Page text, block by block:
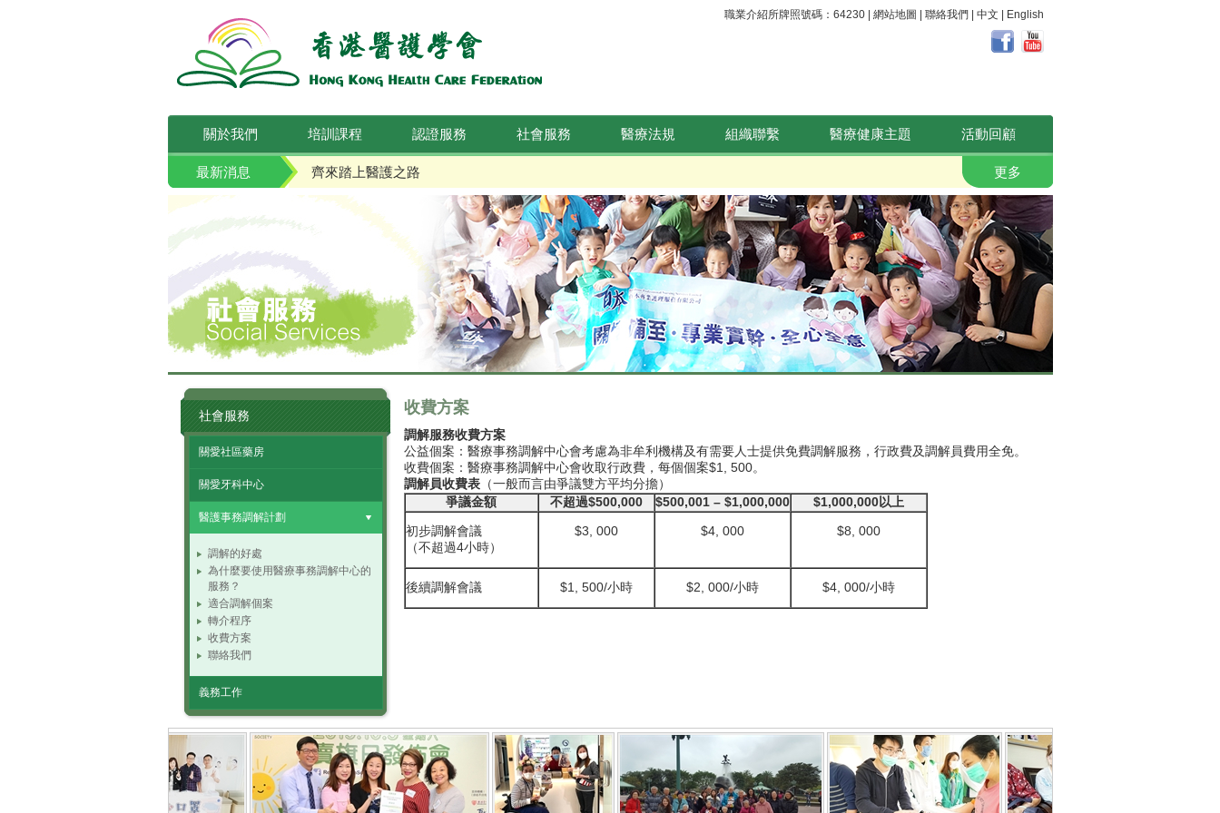
職業介紹所牌照號碼：64230 | 網站地圖 聯絡我們 中文 English
關於我們 培訓課程 認證服務 社會服務 醫療法規 組織聯繫 醫療健康主題 活動回顧
最新消息 齊來踏上醫護之路 職安健。 好心晴
更多
社會服務
關愛社區藥房
關愛牙科中心
醫護事務調解計劃
調解的好處
為什麼要使用醫療事務調解中心的
服務？
適合調解個案
轉介程序
收費方案
聯絡我們
義務工作
收費方案
調解服務收費方案
公益個案：醫療事務調解中心會考慮為非牟利機構及有需要人士提供免費調解服務，行政費及調解員費用全免。
收費個案：醫療事務調解中心會收取行政費，每個個案$1, 500。
調解員收費表（一般而言由爭議雙方平均分擔）
爭議金額
不超過$500,000 $500,001 – $1,000,000 $1,000,000以上
初步調解會議
（不超過4小時）
$3, 000 $4, 000 $8, 000
後續調解會議 $1, 500/小時 $2, 000/小時 $4, 000/小時